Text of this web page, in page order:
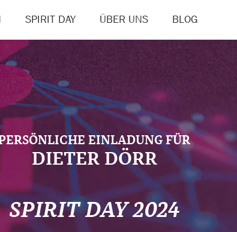
SPIRIT DAY ÜBER UNS BLOG
EINLADUNG FÜR
DIETER DÖRR
SPIRIT DAY 2024